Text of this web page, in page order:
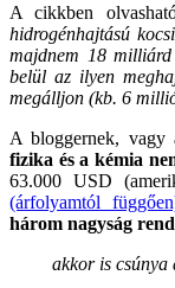
A cikkben
hidrogénhajtású
majdnem 18
belül az ilyen
megálljon (kb. 6
A bloggernek,
fizika és a kémia
63.000 USD
(árfolyamtól
három nagyság
akkor is